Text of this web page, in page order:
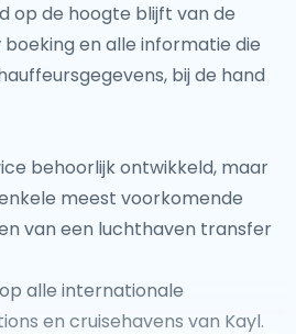
op de hoogte blijft van de
boeking en alle informatie die
bij de hand
behoorlijk ontwikkeld, maar
meest voorkomende
van een luchthaven transfer
alle internationale
en cruisehavens van Kayl.